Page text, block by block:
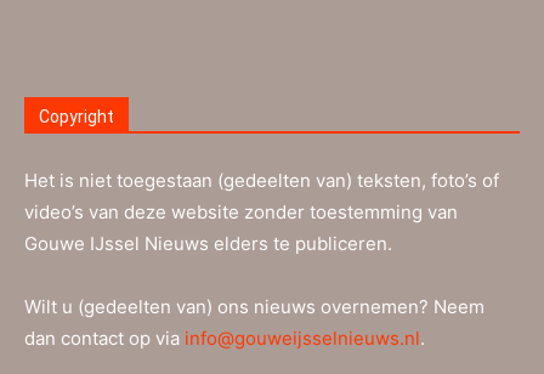
Copyright
Het is niet toegestaan (gedeelten van) teksten, foto’s of
video’s van deze website zonder toestemming van
Gouwe IJssel Nieuws elders te publiceren.
Wilt u (gedeelten van) ons nieuws overnemen? Neem
dan contact op via info@gouweijsselnieuws.nl.